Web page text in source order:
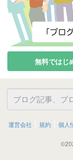
無料ではじ
運営会社 規約 個人
©